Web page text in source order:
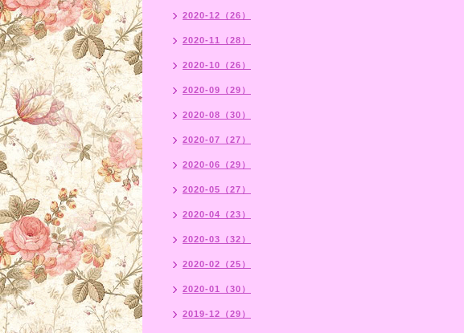
2020-12（26）
2020-11（28）
2020-10（26）
2020-09（29）
2020-08（30）
2020-07（27）
2020-06（29）
2020-05（27）
2020-04（23）
2020-03（32）
2020-02（25）
2020-01（30）
2019-12（29）